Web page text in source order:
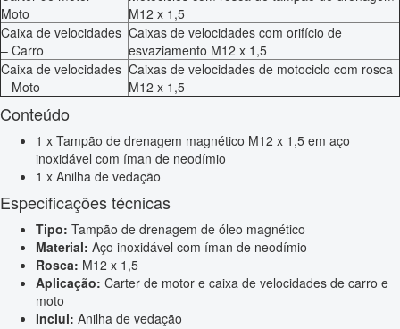
Moto
M12 x 1,5
Caixa de velocidades
– Carro
Caixas de velocidades com orifício de
esvaziamento M12 x 1,5
Caixa de velocidades
– Moto
Caixas de velocidades de motociclo com rosca
M12 x 1,5
Conteúdo
1 x Tampão de drenagem magnético M12 x 1,5 em aço
inoxidável com íman de neodímio
1 x Anilha de vedação
Especificações técnicas
Tipo: Tampão de drenagem de óleo magnético
Material: Aço inoxidável com íman de neodímio
Rosca: M12 x 1,5
Aplicação: Carter de motor e caixa de velocidades de carro e
moto
Inclui: Anilha de vedação